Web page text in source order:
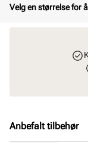
Velg en størrelse for
Anbefalt tilbehør